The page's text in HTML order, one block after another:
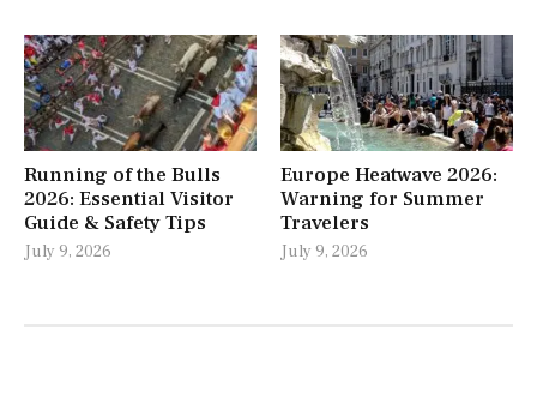
Running of the Bulls
2026: Essential Visitor
Guide & Safety Tips
July 9, 2026
Europe Heatwave 2026:
Warning for Summer
Travelers
July 9, 2026